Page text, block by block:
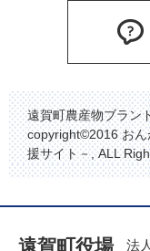
遠賀町農産物ブラン
copyright©2016 おん
援サイト－, ALL
遠賀町役場 法